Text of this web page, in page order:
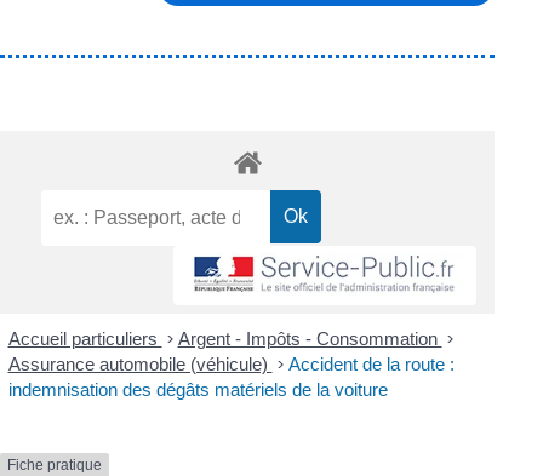
Accueil particuliers > Argent - Impôts - Consommation >
Assurance automobile (véhicule) > Accident de la route :
indemnisation des dégâts matériels de la voiture
Fiche pratique